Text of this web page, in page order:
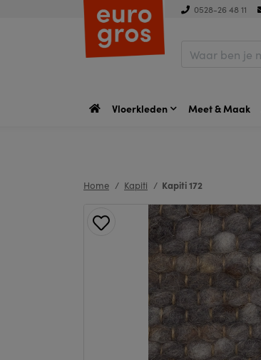
0528-26 48 11
Vloerkleden Meet & Maak
Home Kapiti Kapiti 172